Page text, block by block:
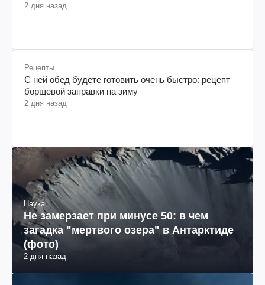
2 дня назад
Рецепты
С ней обед будете готовить очень быстро: рецепт
борщевой заправки на зиму
2 дня назад
Наука
Не замерзает при минусе 50: в чем
загадка "мертвого озера" в Антарктиде
(фото)
2 дня назад